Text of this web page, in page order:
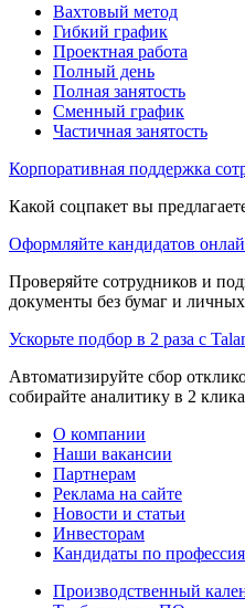
Вахтовый метод
Гибкий график
Проектная работа
Полный день
Полная занятость
Сменный график
Частичная занятость
Корпоративная поддержка
Какой соцпакет вы
Оформляйте кандидатов
Проверяйте сотрудников и
документы без бумаг и
Ускорьте подбор в 2 раза с
Автоматизируйте сбор
собирайте аналитику в 2 клика
О компании
Наши вакансии
Партнерам
Реклама на сайте
Новости и статьи
Инвесторам
Кандидаты по
Производственный